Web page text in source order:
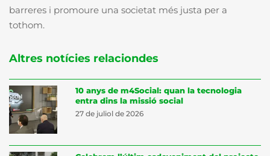
barreres i promoure una societat més justa per a
tothom.
Altres notícies relaciondes
10 anys de m4Social: quan la tecnologia
entra dins la missió social
27 de juliol de 2026